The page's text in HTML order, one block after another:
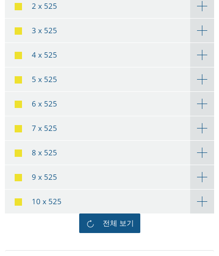
2 x 525
3 x 525
4 x 525
5 x 525
6 x 525
7 x 525
8 x 525
9 x 525
10 x 525
전체 보기